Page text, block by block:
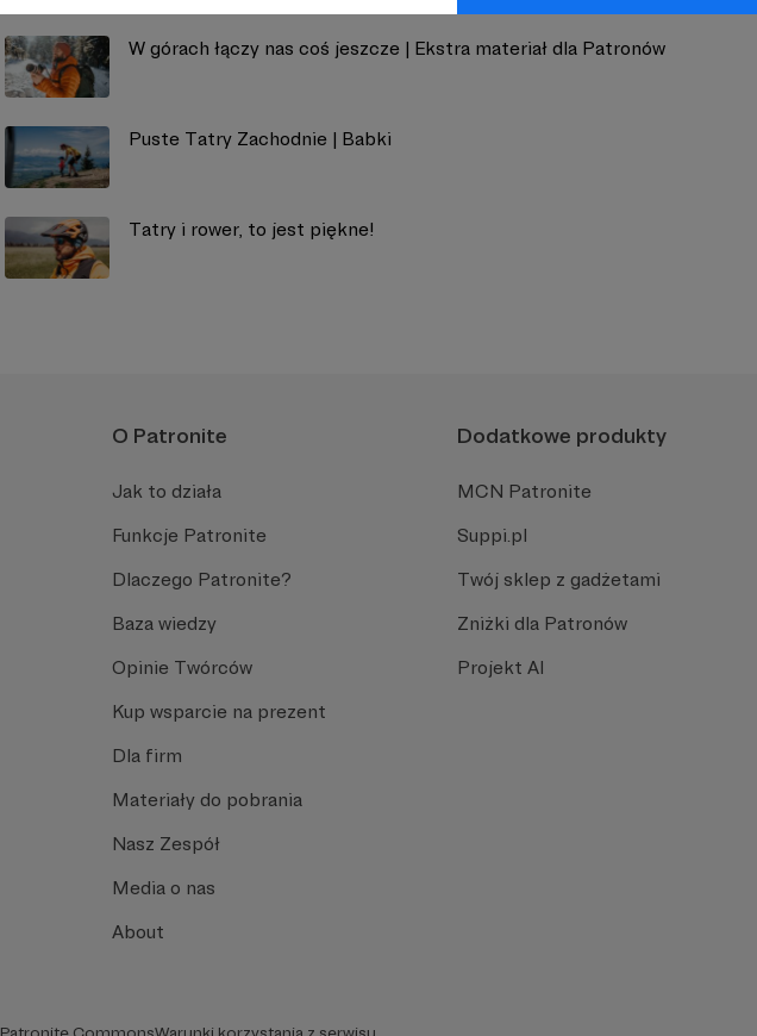
W górach łączy nas coś jeszcze | Ekstra materiał dla Patronów
Puste Tatry Zachodnie | Babki
Tatry i rower, to jest piękne!
O Patronite
Jak to działa
Funkcje Patronite
Dlaczego Patronite?
Baza wiedzy
Opinie Twórców
Kup wsparcie na prezent
Dla firm
Materiały do pobrania
Nasz Zespół
Media o nas
About
Dodatkowe produkty
MCN Patronite
Suppi.pl
Twój sklep z gadżetami
Zniżki dla Patronów
Projekt AI
Patronite CommonsWarunki korzystania z serwisu